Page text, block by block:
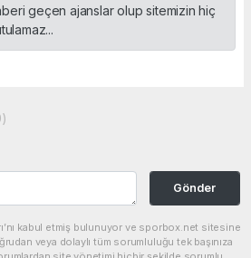
geçen ajanslar olup sitemizin hiç
Gönder
kabul etmiş bulunuyor ve sporbox.net sitesine
veya dolaylı tüm sorumluluğu tek başınıza